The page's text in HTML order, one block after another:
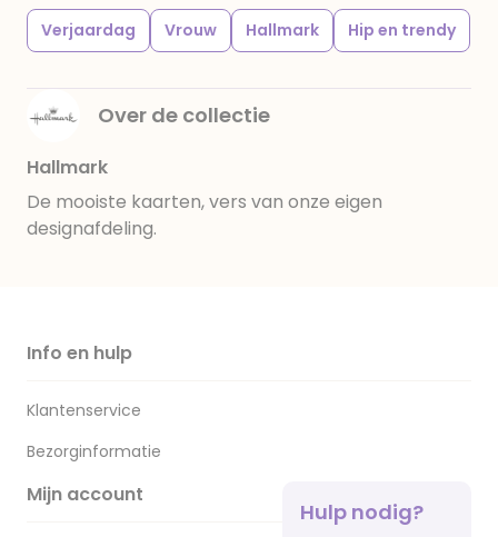
Verjaardag Vrouw Hallmark Hip en trendy
Over de collectie
Hallmark
De mooiste kaarten, vers van onze eigen
designafdeling.
Info en hulp
Klantenservice
Bezorginformatie
Mijn account
Hulp nodig?